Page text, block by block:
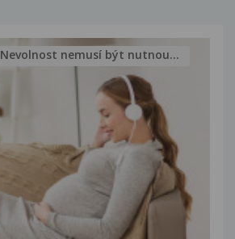
Nevolnost nemusí být nutnou...